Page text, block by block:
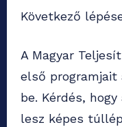
Következő
A Magyar
első programjait
be. Kérdés,
lesz képes